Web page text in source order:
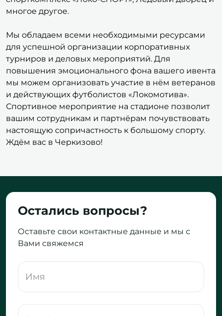
многое другое.
Мы обладаем всеми необходимыми ресурсами
для успешной организации корпоративных
турниров и деловых мероприятий. Для
повышения эмоционального фона вашего ивента
мы можем организовать участие в нём ветеранов
и действующих футболистов «Локомотива».
Спортивное мероприятие на стадионе позволит
вашим сотрудникам и партнёрам почувствовать
настоящую сопричастность к большому спорту.
Ждём вас в Черкизово!
Остались вопросы?
Оставьте свои контактные данные и мы с
Вами свяжемся